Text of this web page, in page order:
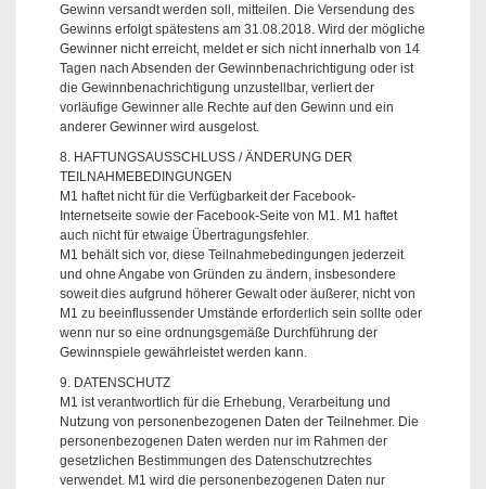
Gewinn versandt werden soll, mitteilen. Die Versendung des
Gewinns erfolgt spätestens am 31.08.2018. Wird der mögliche
Gewinner nicht erreicht, meldet er sich nicht innerhalb von 14
Tagen nach Absenden der Gewinnbenachrichtigung oder ist
die Gewinnbenachrichtigung unzustellbar, verliert der
vorläufige Gewinner alle Rechte auf den Gewinn und ein
anderer Gewinner wird ausgelost.
8. HAFTUNGSAUSSCHLUSS / ÄNDERUNG DER
TEILNAHMEBEDINGUNGEN
M1 haftet nicht für die Verfügbarkeit der Facebook-
Internetseite sowie der Facebook-Seite von M1. M1 haftet
auch nicht für etwaige Übertragungsfehler.
M1 behält sich vor, diese Teilnahmebedingungen jederzeit
und ohne Angabe von Gründen zu ändern, insbesondere
soweit dies aufgrund höherer Gewalt oder äußerer, nicht von
M1 zu beeinflussender Umstände erforderlich sein sollte oder
wenn nur so eine ordnungsgemäße Durchführung der
Gewinnspiele gewährleistet werden kann.
9. DATENSCHUTZ
M1 ist verantwortlich für die Erhebung, Verarbeitung und
Nutzung von personenbezogenen Daten der Teilnehmer. Die
personenbezogenen Daten werden nur im Rahmen der
gesetzlichen Bestimmungen des Datenschutzrechtes
verwendet. M1 wird die personenbezogenen Daten nur